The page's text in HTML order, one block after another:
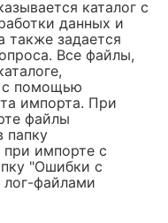
каталог с
данных и
также задается
Все файлы,
с помощью
импорта. При
файлы
папку
при импорте с
"Ошибки с
файлами